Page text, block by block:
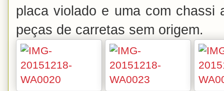
placa violado e uma com chassi
peças de carretas sem origem.